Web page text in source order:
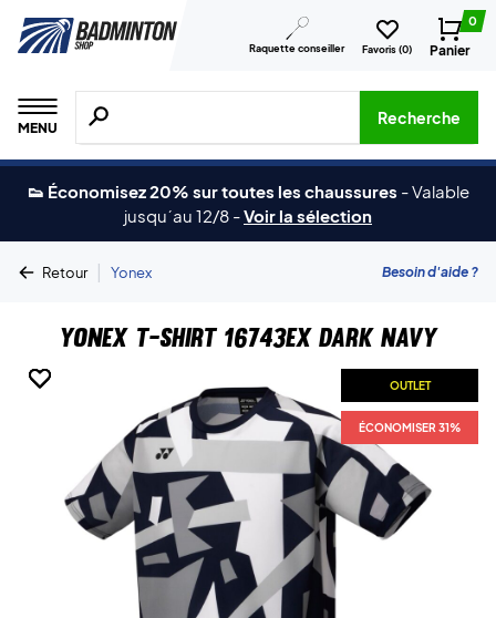
Raquette conseiller Favoris (0)
0
Panier
MENU
Recherche de produits, de marques, etc.
Recherche
👟 Économisez 20% sur toutes les chaussures -Valable
jusqu´au 12/8 -Voir la sélection
Retour | Yonex Besoin d'aide ?
Yonex T-shirt 16743EX Dark Navy
OUTLET
ÉCONOMISER 31%
OUTLET
ÉCONOMISER 31%
OUTLET
ÉCONOMISER 31%
OUTLET
ÉCONOMISER 31%